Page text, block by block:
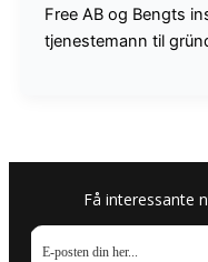
Free AB og Bengts
tjenestemann til
Få interessante